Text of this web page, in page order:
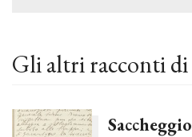
Gli altri racconti di
Saccheggio